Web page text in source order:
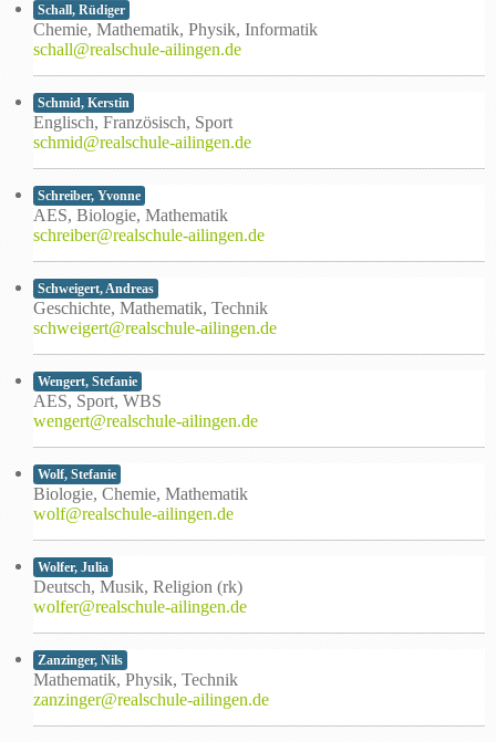
Schall, Rüdiger
Chemie, Mathematik, Physik, Informatik
schall@realschule-ailingen.de
Schmid, Kerstin
Englisch, Französisch, Sport
schmid@realschule-ailingen.de
Schreiber, Yvonne
AES, Biologie, Mathematik
schreiber@realschule-ailingen.de
Schweigert, Andreas
Geschichte, Mathematik, Technik
schweigert@realschule-ailingen.de
Wengert, Stefanie
AES, Sport, WBS
wengert@realschule-ailingen.de
Wolf, Stefanie
Biologie, Chemie, Mathematik
wolf@realschule-ailingen.de
Wolfer, Julia
Deutsch, Musik, Religion (rk)
wolfer@realschule-ailingen.de
Zanzinger, Nils
Mathematik, Physik, Technik
zanzinger@realschule-ailingen.de